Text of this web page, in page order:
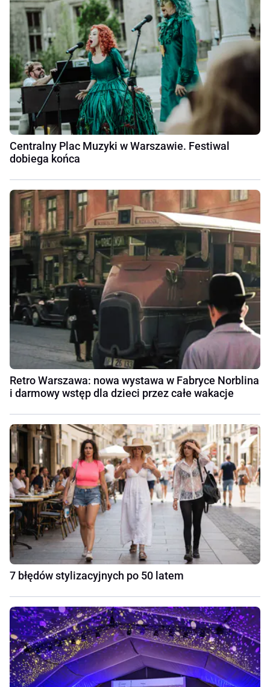
Centralny Plac Muzyki w Warszawie. Festiwal
dobiega końca
Retro Warszawa: nowa wystawa w Fabryce Norblina
i darmowy wstęp dla dzieci przez całe wakacje
7 błędów stylizacyjnych po 50 latem